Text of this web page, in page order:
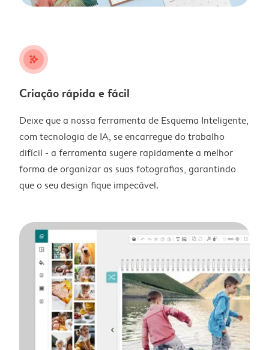
stars_plus
Criação rápida e fácil
Deixe que a nossa ferramenta de Esquema Inteligente,
com tecnologia de IA, se encarregue do trabalho
difícil - a ferramenta sugere rapidamente a melhor
forma de organizar as suas fotografias, garantindo
que o seu design fique impecável.